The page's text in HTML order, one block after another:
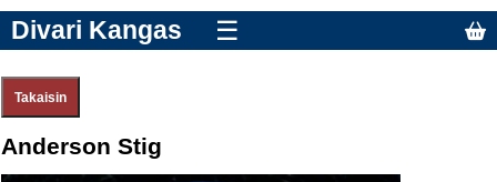
Divari Kangas ☰
Anderson Stig